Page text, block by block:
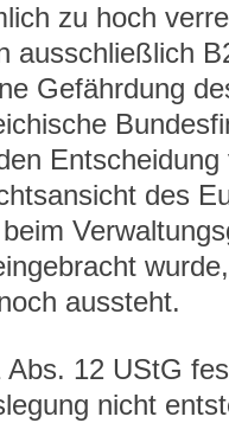
zu hoch
ausschließlich
Gefährdung
des
aussteht.
Abs. 12 UStG
nicht